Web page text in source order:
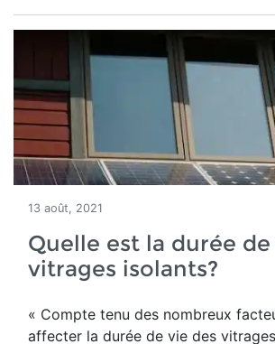
13 août, 2021
Quelle est la durée
vitrages isolants?
« Compte tenu des nombreux
affecter la durée de vie des